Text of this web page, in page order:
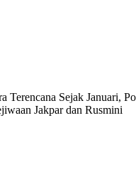
Terencana Sejak Januari,
Jakpar dan Rusmini